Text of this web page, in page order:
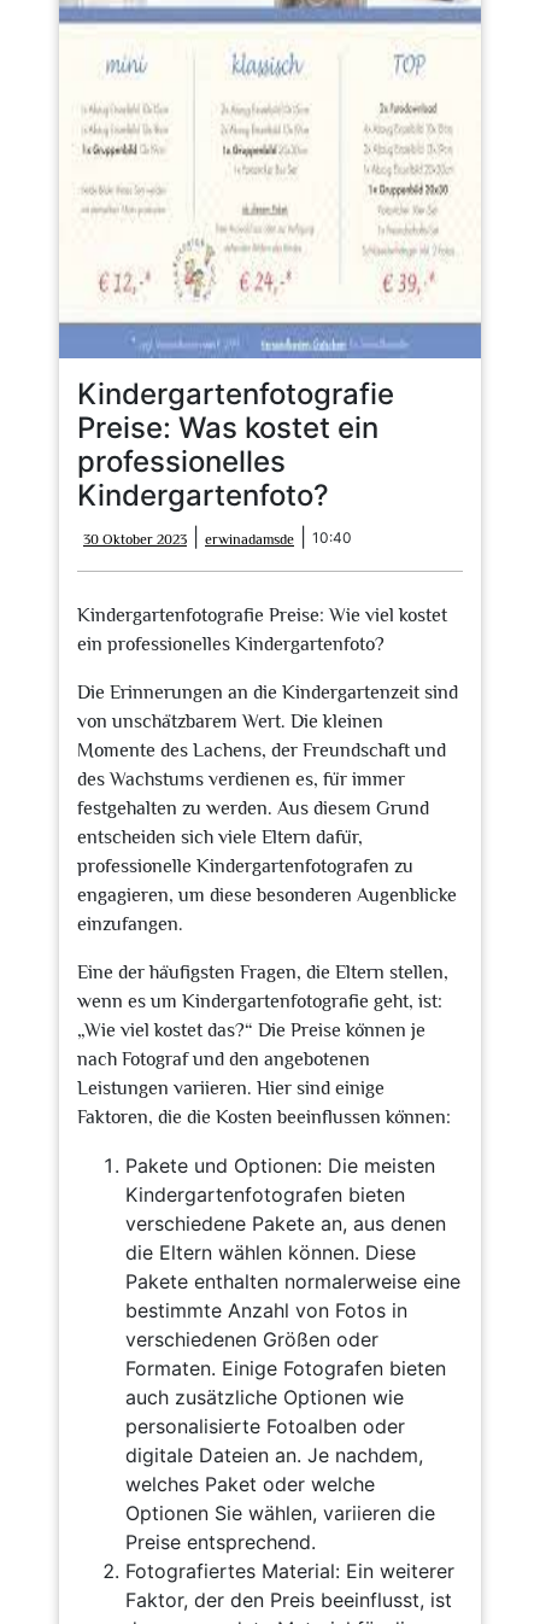
Kindergartenfotografie
Preise: Was kostet ein
professionelles
Kindergartenfoto?
30 Oktober 2023
Oktober
2023
erwinadamsde erwinadamsde
10:40
Kindergartenfotografie Preise: Wie viel kostet
ein professionelles Kindergartenfoto?
Die Erinnerungen an die Kindergartenzeit sind
von unschätzbarem Wert. Die kleinen
Momente des Lachens, der Freundschaft und
des Wachstums verdienen es, für immer
festgehalten zu werden. Aus diesem Grund
entscheiden sich viele Eltern dafür,
professionelle Kindergartenfotografen zu
engagieren, um diese besonderen Augenblicke
einzufangen.
Eine der häufigsten Fragen, die Eltern stellen,
wenn es um Kindergartenfotografie geht, ist:
„Wie viel kostet das?“ Die Preise können je
nach Fotograf und den angebotenen
Leistungen variieren. Hier sind einige
Faktoren, die die Kosten beeinflussen können:
Pakete und Optionen: Die meisten
Kindergartenfotografen bieten
verschiedene Pakete an, aus denen
die Eltern wählen können. Diese
Pakete enthalten normalerweise eine
bestimmte Anzahl von Fotos in
verschiedenen Größen oder
Formaten. Einige Fotografen bieten
auch zusätzliche Optionen wie
personalisierte Fotoalben oder
digitale Dateien an. Je nachdem,
welches Paket oder welche
Optionen Sie wählen, variieren die
Preise entsprechend.
Fotografiertes Material: Ein weiterer
Faktor, der den Preis beeinflusst, ist